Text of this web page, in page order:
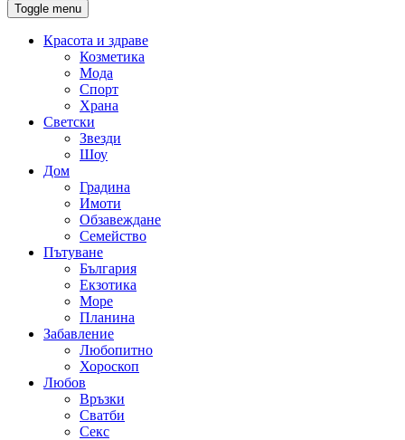
Toggle menu
Красота и здраве
Козметика
Мода
Спорт
Храна
Светски
Звезди
Шоу
Дом
Градина
Имоти
Обзавеждане
Семейство
Пътуване
България
Екзотика
Море
Планина
Забавление
Любопитно
Хороскоп
Любов
Връзки
Сватби
Секс